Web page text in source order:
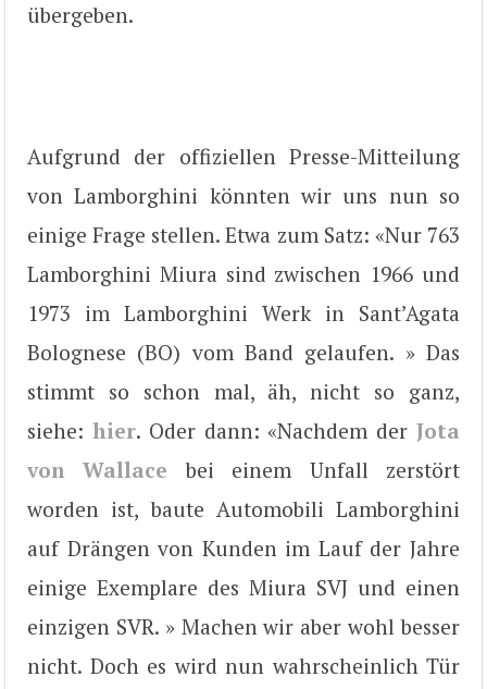
übergeben.
Aufgrund der offiziellen Presse-Mitteilung
von Lamborghini könnten wir uns nun so
einige Frage stellen. Etwa zum Satz: «Nur 763
Lamborghini Miura sind zwischen 1966 und
1973 im Lamborghini Werk in Sant’Agata
Bolognese (BO) vom Band gelaufen. » Das
stimmt so schon mal, äh, nicht so ganz,
siehe: hier. Oder dann: «Nachdem derJota
von Wallace bei einem Unfall zerstört
worden ist, baute Automobili Lamborghini
auf Drängen von Kunden im Lauf der Jahre
einige Exemplare des Miura SVJ und einen
einzigen SVR. » Machen wir aber wohl besser
nicht. Doch es wird nun wahrscheinlich Tür